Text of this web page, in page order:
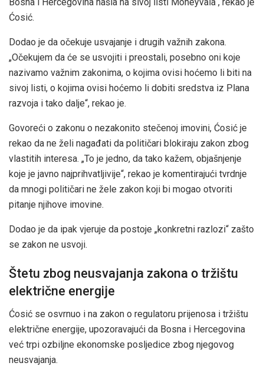
Ćosić.
Dodao je da očekuje usvajanje i drugih važnih zakona.
„Očekujem da će se usvojiti i preostali, posebno oni koje
nazivamo važnim zakonima, o kojima ovisi hoćemo li biti na
sivoj listi, o kojima ovisi hoćemo li dobiti sredstva iz Plana
razvoja i tako dalje“, rekao je.
Govoreći o zakonu o nezakonito stečenoj imovini, Ćosić je
rekao da ne želi nagađati da političari blokiraju zakon zbog
vlastitih interesa. „To je jedno, da tako kažem, objašnjenje
koje je javno najprihvatljivije“, rekao je komentirajući tvrdnje
da mnogi političari ne žele zakon koji bi mogao otvoriti
pitanje njihove imovine.
Dodao je da ipak vjeruje da postoje „konkretni razlozi“ zašto
se zakon ne usvoji.
Štetu zbog neusvajanja zakona o tržištu
električne energije
Ćosić se osvrnuo i na zakon o regulatoru prijenosa i tržištu
električne energije, upozoravajući da Bosna i Hercegovina
već trpi ozbiljne ekonomske posljedice zbog njegovog
neusvajanja.